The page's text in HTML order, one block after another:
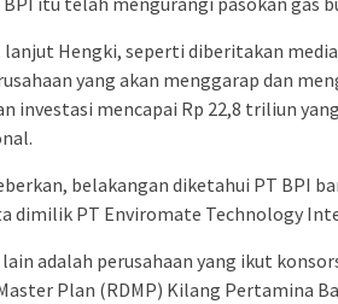
Hengki, seperti diberitakan media
yang akan menggarap dan
investasi mencapai Rp 22,8 triliun
belakangan diketahui PT BPI
dimilik PT Enviromate Technology
adalah perusahaan yang ikut
Plan (RDMP) Kilang Pertamina